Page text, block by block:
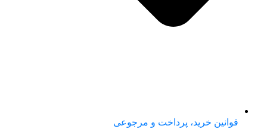
قوانین خرید، پرداخت و مرجوعی